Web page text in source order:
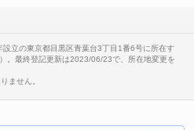
立の東京都目黒区青葉台3丁目1番6号に所在す
。最終登記更新は2023/06/23で、所在地変更を
ません。